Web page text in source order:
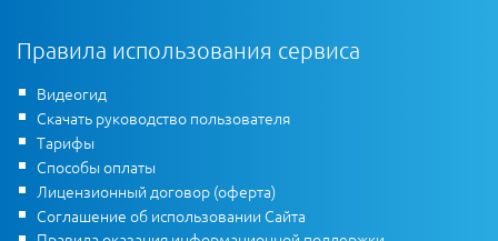
Правила использования сервиса
Видеогид
Скачать руководство пользователя
Тарифы
Способы оплаты
Лицензионный договор (оферта)
Соглашение об использовании Сайта